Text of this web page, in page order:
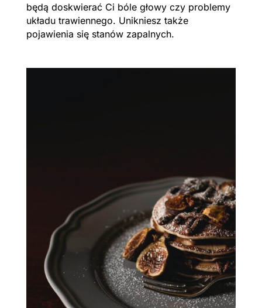
będą doskwierać Ci bóle głowy czy problemy
układu trawiennego. Unikniesz także
pojawienia się stanów zapalnych.